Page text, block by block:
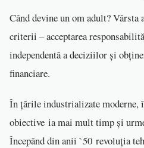
Când devine un om adult? Vârsta
criterii – acceptarea
independentă a deciziilor și
financiare.
În țările industrializate moderne,
obiective ia mai mult timp și
Începând din anii `50 revoluţia